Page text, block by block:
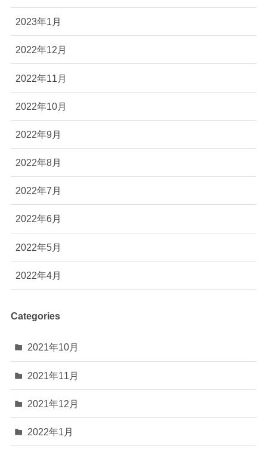
2023年1月
2022年12月
2022年11月
2022年10月
2022年9月
2022年8月
2022年7月
2022年6月
2022年5月
2022年4月
Categories
2021年10月
2021年11月
2021年12月
2022年1月